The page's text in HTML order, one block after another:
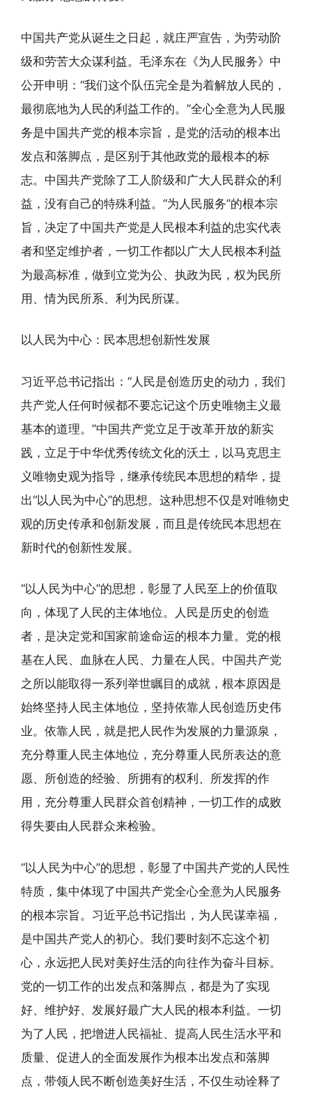
中国共产党从诞生之日起，就庄严宣告，为劳动阶
级和劳苦大众谋利益。毛泽东在《为人民服务》中
公开申明：“我们这个队伍完全是为着解放人民的，
最彻底地为人民的利益工作的。”全心全意为人民服
务是中国共产党的根本宗旨，是党的活动的根本出
发点和落脚点，是区别于其他政党的最根本的标
志。中国共产党除了工人阶级和广大人民群众的利
益，没有自己的特殊利益。“为人民服务”的根本宗
旨，决定了中国共产党是人民根本利益的忠实代表
者和坚定维护者，一切工作都以广大人民根本利益
为最高标准，做到立党为公、执政为民，权为民所
用、情为民所系、利为民所谋。
以人民为中心：民本思想创新性发展
习近平总书记指出：“人民是创造历史的动力，我们
共产党人任何时候都不要忘记这个历史唯物主义最
基本的道理。”中国共产党立足于改革开放的新实
践，立足于中华优秀传统文化的沃土，以马克思主
义唯物史观为指导，继承传统民本思想的精华，提
出“以人民为中心”的思想。这种思想不仅是对唯物史
观的历史传承和创新发展，而且是传统民本思想在
新时代的创新性发展。
“以人民为中心”的思想，彰显了人民至上的价值取
向，体现了人民的主体地位。人民是历史的创造
者，是决定党和国家前途命运的根本力量。党的根
基在人民、血脉在人民、力量在人民。中国共产党
之所以能取得一系列举世瞩目的成就，根本原因是
始终坚持人民主体地位，坚持依靠人民创造历史伟
业。依靠人民，就是把人民作为发展的力量源泉，
充分尊重人民主体地位，充分尊重人民所表达的意
愿、所创造的经验、所拥有的权利、所发挥的作
用，充分尊重人民群众首创精神，一切工作的成败
得失要由人民群众来检验。
“以人民为中心”的思想，彰显了中国共产党的人民性
特质，集中体现了中国共产党全心全意为人民服务
的根本宗旨。习近平总书记指出，为人民谋幸福，
是中国共产党人的初心。我们要时刻不忘这个初
心，永远把人民对美好生活的向往作为奋斗目标。
党的一切工作的出发点和落脚点，都是为了实现
好、维护好、发展好最广大人民的根本利益。一切
为了人民，把增进人民福祉、提高人民生活水平和
质量、促进人的全面发展作为根本出发点和落脚
点，带领人民不断创造美好生活，不仅生动诠释了